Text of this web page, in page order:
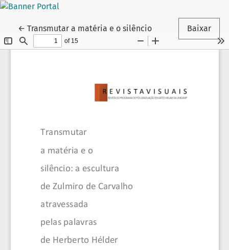
← Voltar aos Detalhes do Artigo
Transmutar a matéria e o silêncio Baixar